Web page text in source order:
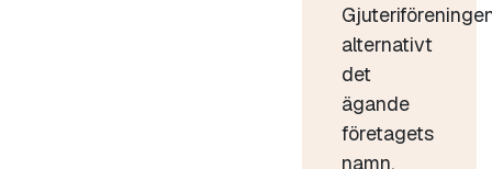
alternativt
det
ägande
företagets
namn.